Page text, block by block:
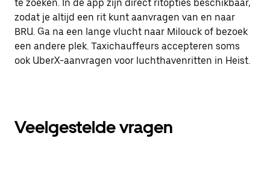
te zoeken. In de app zijn direct ritopties beschikbaar,
zodat je altijd een rit kunt aanvragen van en naar
BRU. Ga na een lange vlucht naar Milouck of bezoek
een andere plek. Taxichauffeurs accepteren soms
ook UberX-aanvragen voor luchthavenritten in Heist.
Veelgestelde vragen